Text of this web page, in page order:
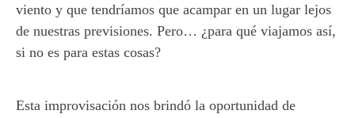
viento y que tendríamos que acampar en un lugar lejos
de nuestras previsiones. Pero… ¿para qué viajamos así,
si no es para estas cosas?
Esta improvisación nos brindó la oportunidad de